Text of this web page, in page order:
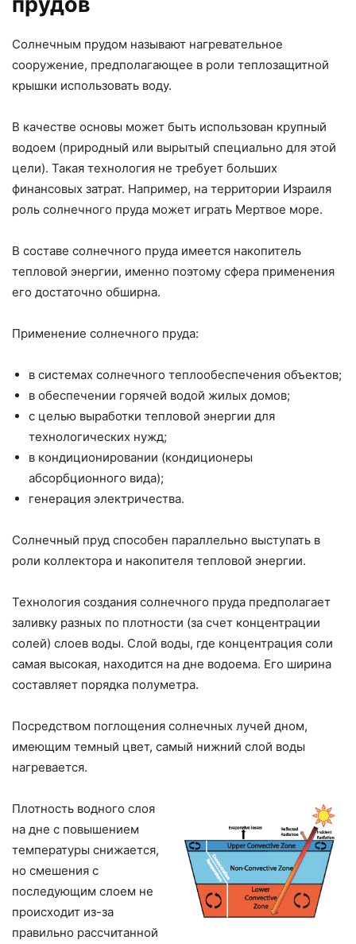
Солнечным прудом называют нагревательное
сооружение, предполагающее в роли теплозащитной
крышки использовать воду.
В качестве основы может быть использован крупный
водоем (природный или вырытый специально для этой
цели). Такая технология не требует больших
финансовых затрат. Например, на территории Израиля
роль солнечного пруда может играть Мертвое море.
В составе солнечного пруда имеется накопитель
тепловой энергии, именно поэтому сфера применения
его достаточно обширна.
Применение солнечного пруда:
в системах солнечного теплообеспечения объектов;
в обеспечении горячей водой жилых домов;
с целью выработки тепловой энергии для
технологических нужд;
в кондиционировании (кондиционеры
абсорбционного вида);
генерация электричества.
Солнечный пруд способен параллельно выступать в
роли коллектора и накопителя тепловой энергии.
Технология создания солнечного пруда предполагает
заливку разных по плотности (за счет концентрации
солей) слоев воды. Слой воды, где концентрация соли
самая высокая, находится на дне водоема. Его ширина
составляет порядка полуметра.
Посредством поглощения солнечных лучей дном,
имеющим темный цвет, самый нижний слой воды
нагревается.
Плотность водного слоя
на дне с повышением
температуры снижается,
но смешения с
последующим слоем не
происходит из-за
правильно рассчитанной